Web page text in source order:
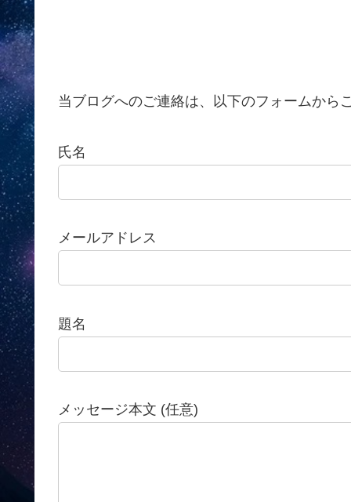
当ブログへのご連絡は、以下のフォームから
氏名
メールアドレス
題名
メッセージ本文 (任意)